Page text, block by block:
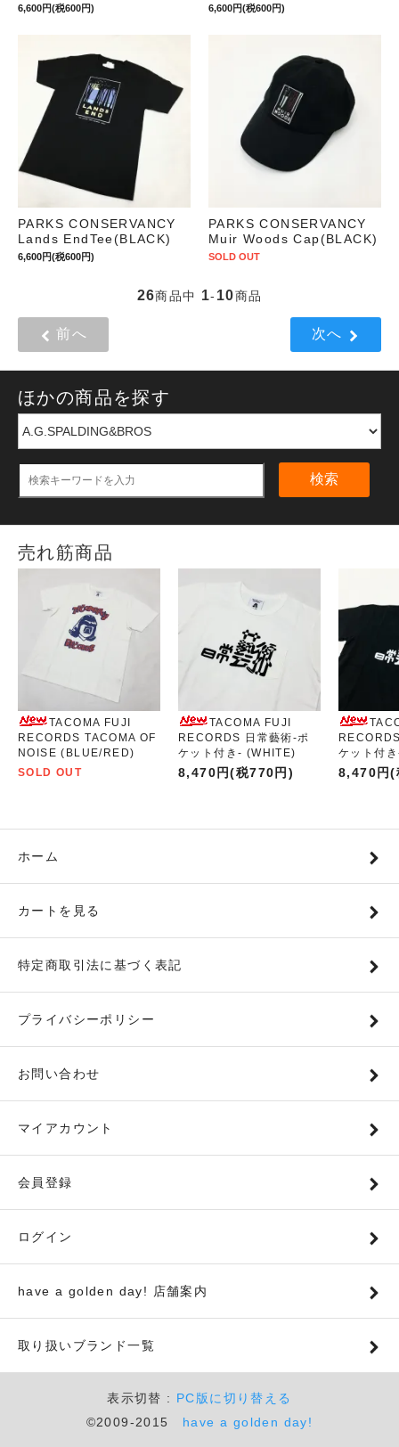
6,600円(税600円) 6,600円(税600円)
PARKS CONSERVANCY
Lands EndTee(BLACK)
6,600円(税600円)
PARKS CONSERVANCY
Muir Woods Cap(BLACK)
SOLD OUT
26商品中 1- 10商品
前へ 次へ
ほかの商品を探す
検索
売れ筋商品
TACOMA FUJI
RECORDS TACOMA OF
NOISE (BLUE/RED)
SOLD OUT
TACOMA FUJI
RECORDS 日常藝術-ポ
ケット付き- (WHITE)
8,470円(税770円)
ケット付
8,470円(
ホーム
カートを見る
特定商取引法に基づく表記
プライバシーポリシー
お問い合わせ
マイアカウント
会員登録
ログイン
have a golden day! 店舗案内
取り扱いブランド一覧
表示切替 : PC版に切り替える
©2009-2015 have a golden day!